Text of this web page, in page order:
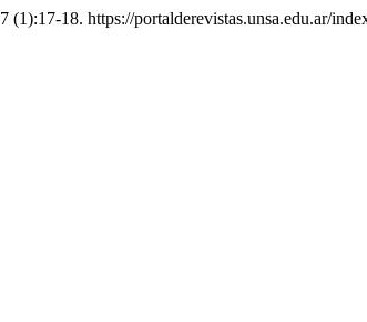
7 (1):17-18. https://portalderevistas.unsa.edu.ar/